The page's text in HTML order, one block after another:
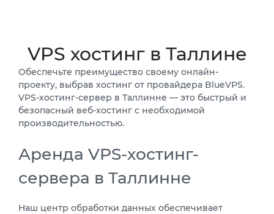
VPS хостинг в Таллине
Обеспечьте преимущество своему онлайн-
проекту, выбрав хостинг от провайдера BlueVPS.
VPS-хостинг-сервер в Таллинне — это быстрый и
безопасный веб-хостинг с необходимой
производительностью.
Аренда VPS-хостинг-
сервера в Таллинне
Наш центр обработки данных обеспечивает